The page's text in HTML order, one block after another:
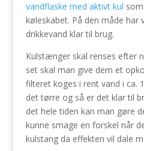
vandflaske med aktivt kul
køleskabet. På den måde har
drikkevand klar til brug.
Kulstænger skal renses efter
set skal man give dem et
filteret koges i rent vand i ca.
det tørre og så er det klar til
det hele tiden kan man gøre
kunne smage en forskel når
kulstang da effekten vil dale